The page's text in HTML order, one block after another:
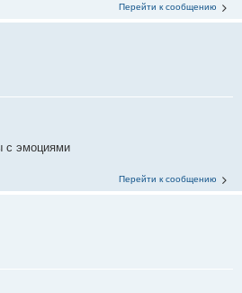
Перейти к сообщению
с эмоциями
Перейти к сообщению